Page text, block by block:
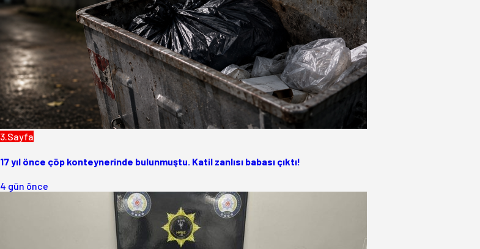
3.Sayfa
17 yıl önce çöp konteynerinde bulunmuştu. Katil zanlısı babası çıktı!
4 gün önce